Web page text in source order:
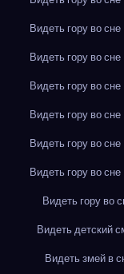
Видеть гору во сне
Видеть гору во сне
Видеть гору во сне
Видеть гору во сне
Видеть гору во сне
Видеть гору во сне
Видеть гору во
Видеть детский
Видеть змей в